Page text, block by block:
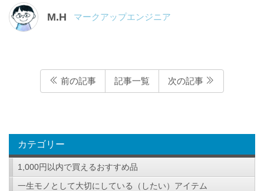
M.H マークアップエンジニア
前の記事 記事一覧 次の記事
カテゴリー
1,000円以内で買えるおすすめ品
一生モノとして大切にしている（したい）アイテム